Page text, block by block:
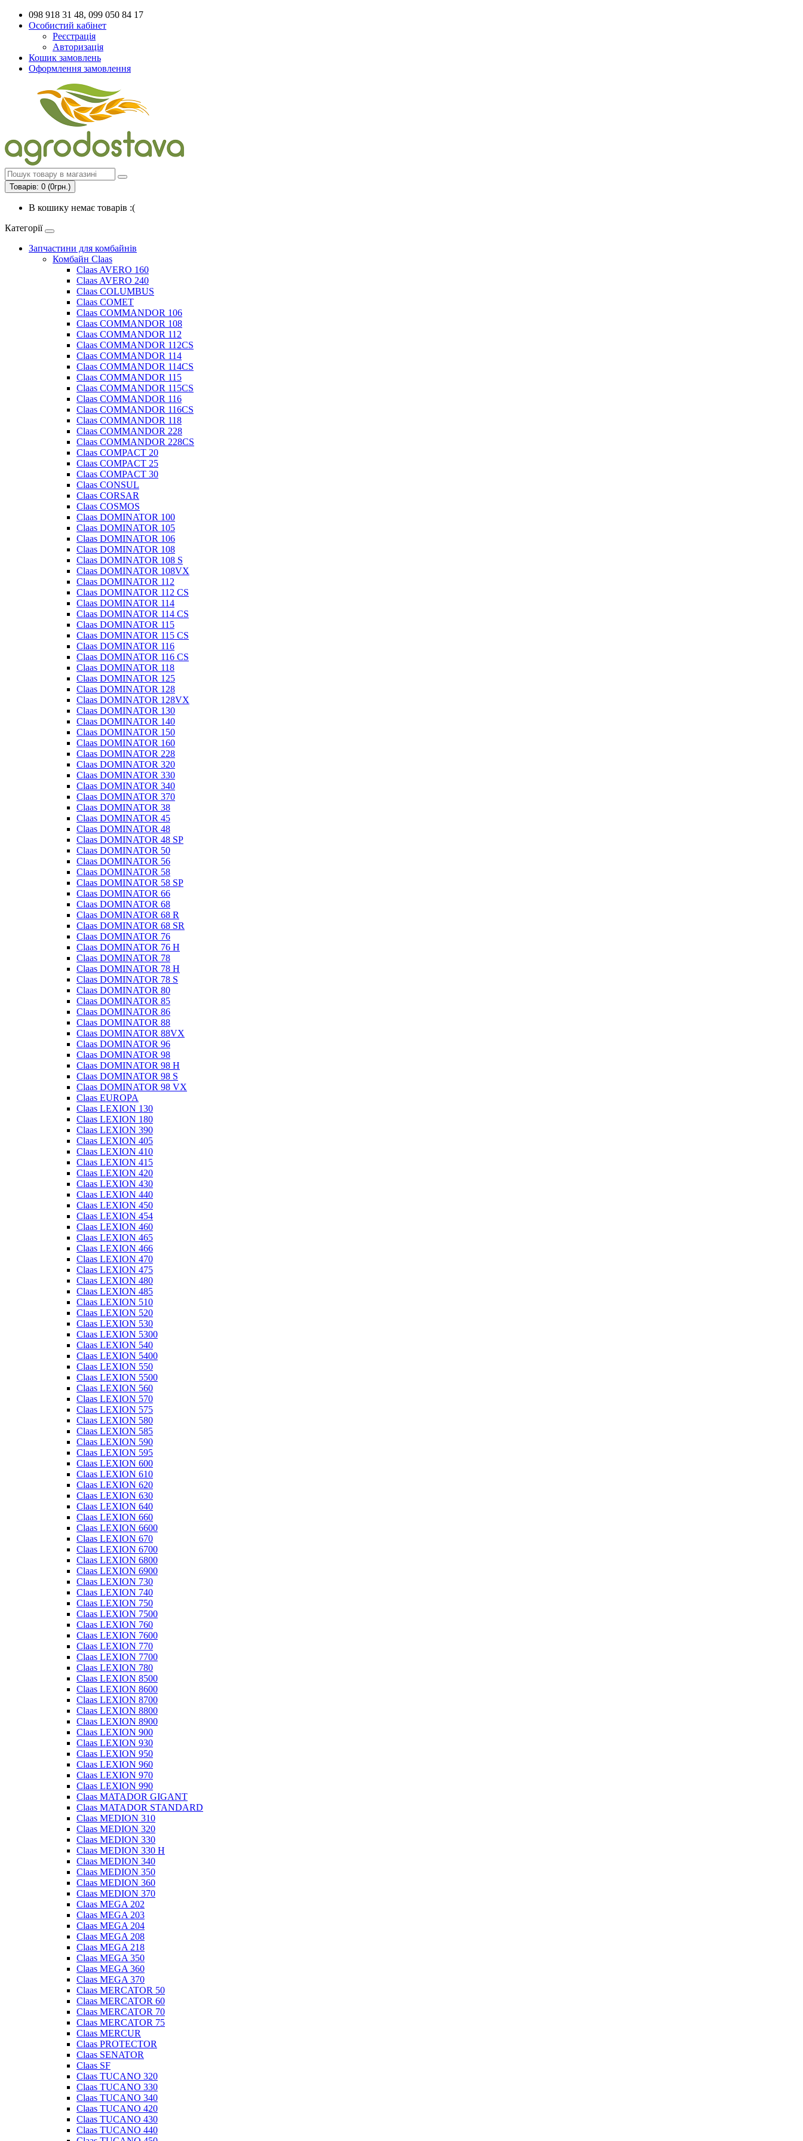
098 918 31 48, 099 050 84 17
Особистий кабінет
Реєстрація
Авторизація
Кошик замовлень
Оформлення замовлення
Товарів: 0 (0грн.)
В кошику немає товарів :(
Категорії
Запчастини для комбайнів
Комбайн Claas
Claas AVERO 160
Claas AVERO 240
Claas COLUMBUS
Claas COMET
Claas COMMANDOR 106
Claas COMMANDOR 108
Claas COMMANDOR 112
Claas COMMANDOR 112CS
Claas COMMANDOR 114
Claas COMMANDOR 114CS
Claas COMMANDOR 115
Claas COMMANDOR 115CS
Claas COMMANDOR 116
Claas COMMANDOR 116CS
Claas COMMANDOR 118
Claas COMMANDOR 228
Claas COMMANDOR 228CS
Claas COMPACT 20
Claas COMPACT 25
Claas COMPACT 30
Claas CONSUL
Claas CORSAR
Claas COSMOS
Claas DOMINATOR 100
Claas DOMINATOR 105
Claas DOMINATOR 106
Claas DOMINATOR 108
Claas DOMINATOR 108 S
Claas DOMINATOR 108VX
Claas DOMINATOR 112
Claas DOMINATOR 112 CS
Claas DOMINATOR 114
Claas DOMINATOR 114 CS
Claas DOMINATOR 115
Claas DOMINATOR 115 CS
Claas DOMINATOR 116
Claas DOMINATOR 116 CS
Claas DOMINATOR 118
Claas DOMINATOR 125
Claas DOMINATOR 128
Claas DOMINATOR 128VX
Claas DOMINATOR 130
Claas DOMINATOR 140
Claas DOMINATOR 150
Claas DOMINATOR 160
Claas DOMINATOR 228
Claas DOMINATOR 320
Claas DOMINATOR 330
Claas DOMINATOR 340
Claas DOMINATOR 370
Claas DOMINATOR 38
Claas DOMINATOR 45
Claas DOMINATOR 48
Claas DOMINATOR 48 SP
Claas DOMINATOR 50
Claas DOMINATOR 56
Claas DOMINATOR 58
Claas DOMINATOR 58 SP
Claas DOMINATOR 66
Claas DOMINATOR 68
Claas DOMINATOR 68 R
Claas DOMINATOR 68 SR
Claas DOMINATOR 76
Claas DOMINATOR 76 H
Claas DOMINATOR 78
Claas DOMINATOR 78 H
Claas DOMINATOR 78 S
Claas DOMINATOR 80
Claas DOMINATOR 85
Claas DOMINATOR 86
Claas DOMINATOR 88
Claas DOMINATOR 88VX
Claas DOMINATOR 96
Claas DOMINATOR 98
Claas DOMINATOR 98 H
Claas DOMINATOR 98 S
Claas DOMINATOR 98 VX
Claas EUROPA
Claas LEXION 130
Claas LEXION 180
Claas LEXION 390
Claas LEXION 405
Claas LEXION 410
Claas LEXION 415
Claas LEXION 420
Claas LEXION 430
Claas LEXION 440
Claas LEXION 450
Claas LEXION 454
Claas LEXION 460
Claas LEXION 465
Claas LEXION 466
Claas LEXION 470
Claas LEXION 475
Claas LEXION 480
Claas LEXION 485
Claas LEXION 510
Claas LEXION 520
Claas LEXION 530
Claas LEXION 5300
Claas LEXION 540
Claas LEXION 5400
Claas LEXION 550
Claas LEXION 5500
Claas LEXION 560
Claas LEXION 570
Claas LEXION 575
Claas LEXION 580
Claas LEXION 585
Claas LEXION 590
Claas LEXION 595
Claas LEXION 600
Claas LEXION 610
Claas LEXION 620
Claas LEXION 630
Claas LEXION 640
Claas LEXION 660
Claas LEXION 6600
Claas LEXION 670
Claas LEXION 6700
Claas LEXION 6800
Claas LEXION 6900
Claas LEXION 730
Claas LEXION 740
Claas LEXION 750
Claas LEXION 7500
Claas LEXION 760
Claas LEXION 7600
Claas LEXION 770
Claas LEXION 7700
Claas LEXION 780
Claas LEXION 8500
Claas LEXION 8600
Claas LEXION 8700
Claas LEXION 8800
Claas LEXION 8900
Claas LEXION 900
Claas LEXION 930
Claas LEXION 950
Claas LEXION 960
Claas LEXION 970
Claas LEXION 990
Claas MATADOR GIGANT
Claas MATADOR STANDARD
Claas MEDION 310
Claas MEDION 320
Claas MEDION 330
Claas MEDION 330 H
Claas MEDION 340
Claas MEDION 350
Claas MEDION 360
Claas MEDION 370
Claas MEGA 202
Claas MEGA 203
Claas MEGA 204
Claas MEGA 208
Claas MEGA 218
Claas MEGA 350
Claas MEGA 360
Claas MEGA 370
Claas MERCATOR 50
Claas MERCATOR 60
Claas MERCATOR 70
Claas MERCATOR 75
Claas MERCUR
Claas PROTECTOR
Claas SENATOR
Claas SF
Claas TUCANO 320
Claas TUCANO 330
Claas TUCANO 340
Claas TUCANO 420
Claas TUCANO 430
Claas TUCANO 440